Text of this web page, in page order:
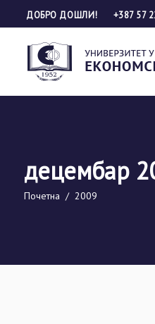
ДОБРО ДОШЛИ! +387 57
децембар
Почетна / 2009